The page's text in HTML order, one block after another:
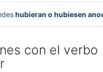
hubieran o hubiesen
con el verbo